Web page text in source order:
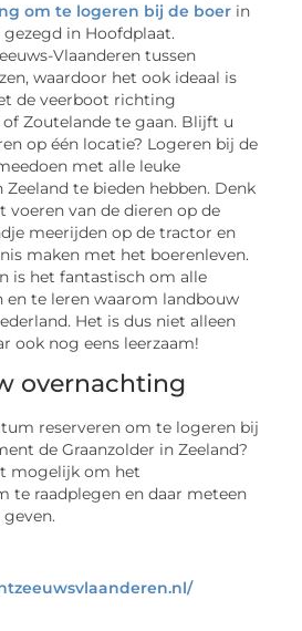
om te logeren bij de boer in
gezegd in Hoofdplaat.
Vlaanderen tussen
waardoor het ook ideaal is
de veerboot richting
Zoutelande te gaan. Blijft u
op één locatie? Logeren bij de
met alle leuke
te bieden hebben. Denk
voeren van de dieren op de
meerijden op de tractor en
maken met het boerenleven.
is het fantastisch om alle
en te leren waarom landbouw
Het is dus niet alleen
ook nog eens leerzaam!
overnachting
reserveren om te logeren bij
de Graanzolder in Zeeland?
mogelijk om het
te raadplegen en daar meteen